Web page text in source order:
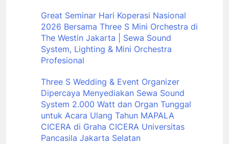
Great Seminar Hari Koperasi Nasional
2026 Bersama Three S Mini Orchestra di
The Westin Jakarta | Sewa Sound
System, Lighting & Mini Orchestra
Profesional
Three S Wedding & Event Organizer
Dipercaya Menyediakan Sewa Sound
System 2.000 Watt dan Organ Tunggal
untuk Acara Ulang Tahun MAPALA
CICERA di Graha CICERA Universitas
Pancasila Jakarta Selatan